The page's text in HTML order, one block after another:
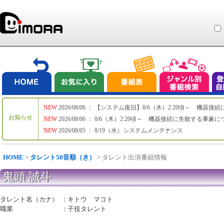
お知らせ
NEW
NEW
NEW
2026/08/06 ： 【システム復旧】8/6（木）2:20頃～ 機器接続
2026/08/06 ： 8/6（木）2:20頃～ 機器接続に失敗する事象に
2026/08/05 ： 8/19（水）システムメンテナンス
HOME > タレント50音順（き） > タレント出演番組情報
鬼頭 誠斗
タレント名（カナ） ： キトウ マコト
職業
：子役タレント